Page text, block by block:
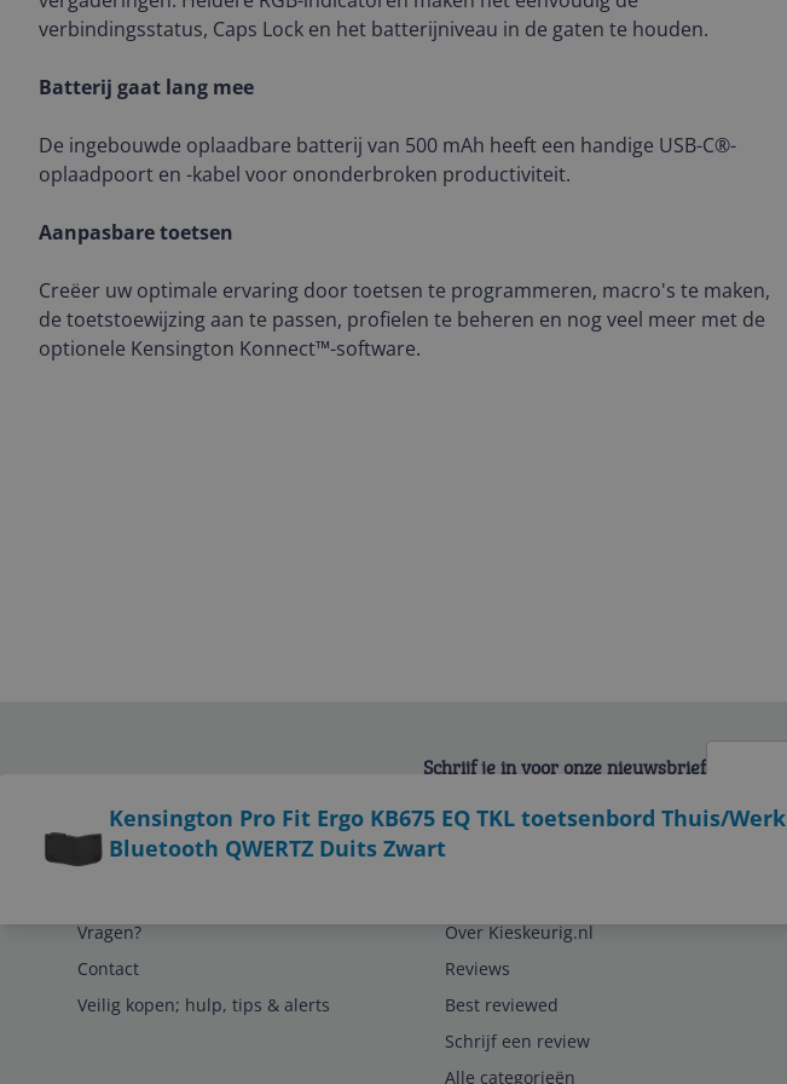
verbindingsstatus, Caps Lock en het batterijniveau in de gaten te houden.
Batterij gaat lang mee
De ingebouwde oplaadbare batterij van 500 mAh heeft een handige USB-C®-
oplaadpoort en -kabel voor ononderbroken productiviteit.
Aanpasbare toetsen
Creëer uw optimale ervaring door toetsen te programmeren, macro's te maken,
de toetstoewijzing aan te passen, profielen te beheren en nog veel meer met de
optionele Kensington Konnect™-software.
Kensington Pro Fit Ergo KB675 EQ TKL toetsenbord Thuis/Werk
Bluetooth QWERTZ Duits Zwart
Schrijf je in voor onze nieuwsbrief
Vragen?
Contact
Veilig kopen; hulp, tips & alerts
Over Kieskeurig.nl
Reviews
Best reviewed
Schrijf een review
Alle categorieën